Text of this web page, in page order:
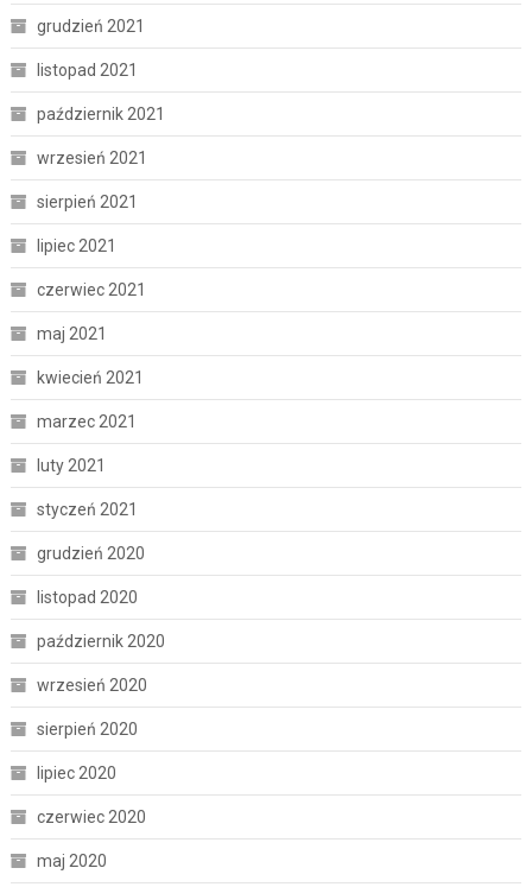
grudzień 2021
listopad 2021
październik 2021
wrzesień 2021
sierpień 2021
lipiec 2021
czerwiec 2021
maj 2021
kwiecień 2021
marzec 2021
luty 2021
styczeń 2021
grudzień 2020
listopad 2020
październik 2020
wrzesień 2020
sierpień 2020
lipiec 2020
czerwiec 2020
maj 2020